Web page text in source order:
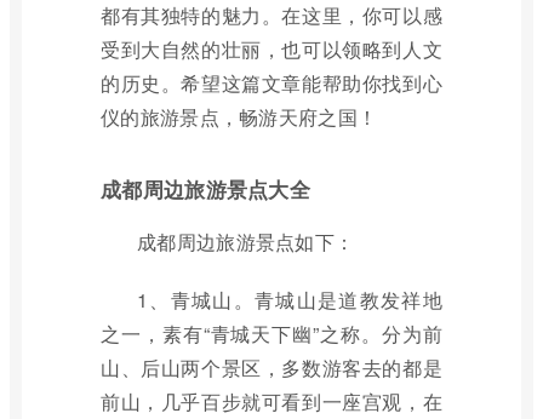
都有其独特的魅力。在这里，你可以感
受到大自然的壮丽，也可以领略到人文
的历史。希望这篇文章能帮助你找到心
仪的旅游景点，畅游天府之国！
成都周边旅游景点大全
成都周边旅游景点如下：
1、青城山。青城山是道教发祥地
之一，素有“青城天下幽”之称。分为前
山、后山两个景区，多数游客去的都是
前山，几乎百步就可看到一座宫观，在